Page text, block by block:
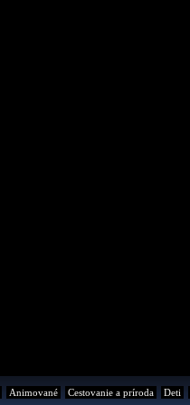
Animované Cestovanie a príroda Deti